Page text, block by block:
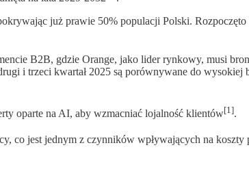
już prawie 50% populacji Polski.
B2B, gdzie Orange, jako lider rynkowy, musi
i trzeci kwartał 2025 są porównywane do
oparte na AI, aby wzmacniać lojalność klientów[1].
co jest jednym z czynników wpływających na koszty